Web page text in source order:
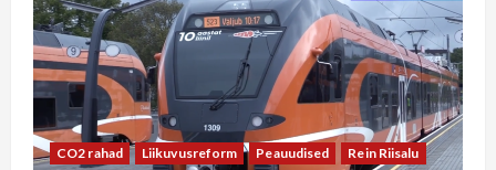
CO2 rahad Liikuvusreform Peauudised
Rein Riisalu